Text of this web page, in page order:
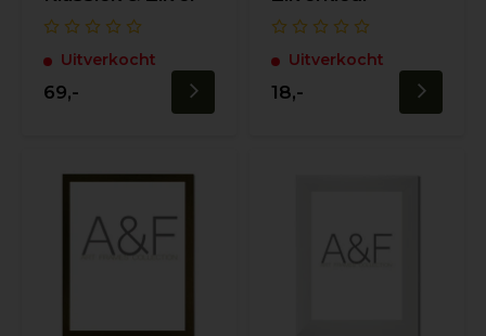
Uitverkocht
69,-
Uitverkocht
18,-